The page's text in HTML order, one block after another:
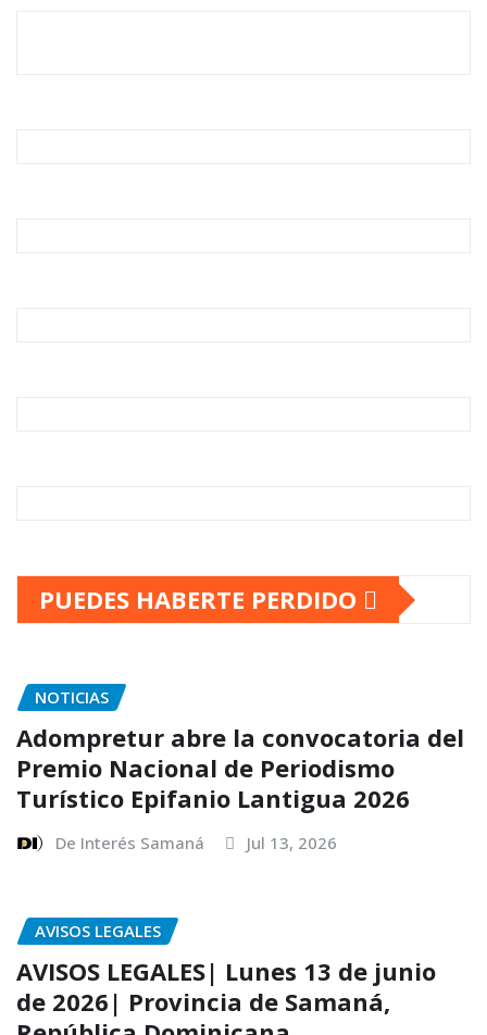
PUEDES HABERTE PERDIDO
NOTICIAS
Adompretur abre la convocatoria del
Premio Nacional de Periodismo
Turístico Epifanio Lantigua 2026
De Interés Samaná Jul 13, 2026
AVISOS LEGALES
AVISOS LEGALES| Lunes 13 de junio
de 2026| Provincia de Samaná,